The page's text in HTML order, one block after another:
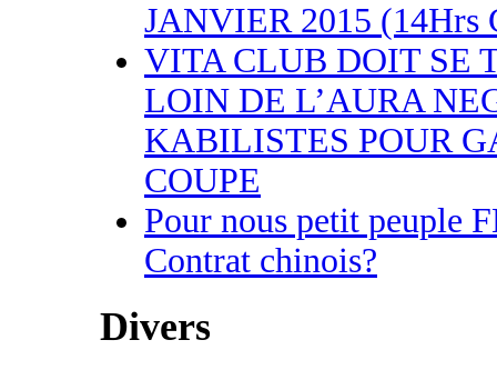
JANVIER 2015 (14Hrs
VITA CLUB DOIT SE
LOIN DE L’AURA
KABILISTES POUR
COUPE
Pour nous petit peuple
Contrat chinois?
Divers